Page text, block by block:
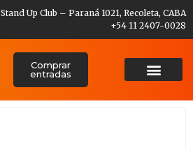
Stand Up Club – Paraná 1021, Recoleta, CABA
+54 11 2407-0028
Comprar
entradas